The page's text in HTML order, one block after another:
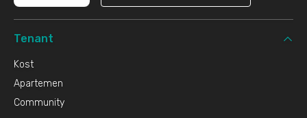
Tenant
Kost
Apartemen
Community